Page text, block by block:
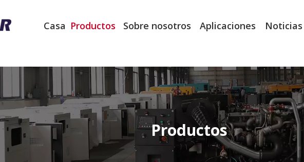
Casa Productos Sobre nosotros Aplicaciones
Productos